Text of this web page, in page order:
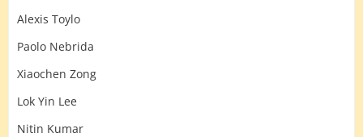
Alexis Toylo
Paolo Nebrida
Xiaochen Zong
Lok Yin Lee
Nitin Kumar